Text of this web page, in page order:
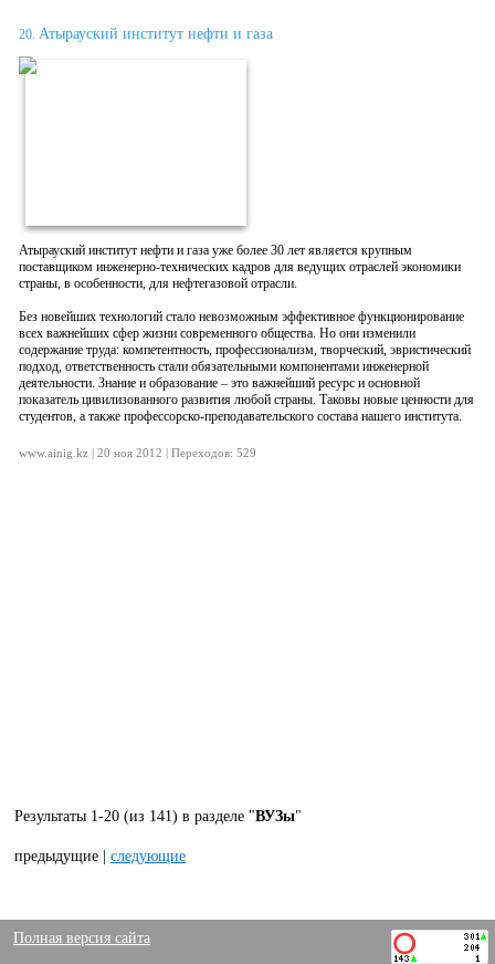
20. Атырауский институт нефти и газа
Атырауский институт нефти и газа уже более 30 лет является крупным
поставщиком инженерно-технических кадров для ведущих отраслей экономики
страны, в особенности, для нефтегазовой отрасли.
Без новейших технологий стало невозможным эффективное функционирование
всех важнейших сфер жизни современного общества. Но они изменили
содержание труда: компетентность, профессионализм, творческий, эвристический
подход, ответственность стали обязательными компонентами инженерной
деятельности. Знание и образование – это важнейший ресурс и основной
показатель цивилизованного развития любой страны. Таковы новые ценности для
студентов, а также профессорско-преподавательского состава нашего института.
www.ainig.kz | 20 ноя 2012 | Переходов: 529
Результаты 1-20 (из 141) в разделе "ВУЗы"
предыдущие | следующие
Полная версия сайта